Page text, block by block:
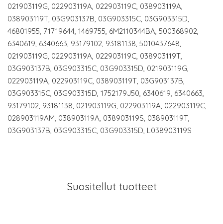
021903119G, 022903119A, 022903119C, 038903119A,
038903119T, 03G903137B, 03G903315C, 03G903315D,
46801955, 71719644, 1469755, 6M2110344BA, 500368902,
6340619, 6340663, 93179102, 93181138, 5010437648,
021903119G, 022903119A, 022903119C, 038903119T,
03G903137B, 03G903315C, 03G903315D, 021903119G,
022903119A, 022903119C, 038903119T, 03G903137B,
03G903315C, 03G903315D, 1752179J50, 6340619, 6340663,
93179102, 93181138, 021903119G, 022903119A, 022903119C,
028903119AM, 038903119A, 038903119S, 038903119T,
03G903137B, 03G903315C, 03G903315D, L038903119S
Suositellut tuotteet